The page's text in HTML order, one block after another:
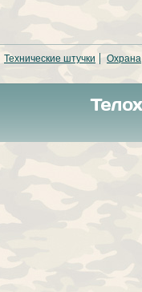
Технические штучки Охрана